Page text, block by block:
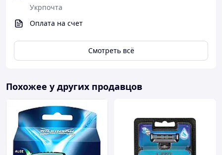
Укрпочта
Оплата на счет
Смотреть всё
Похожее у других продавцов